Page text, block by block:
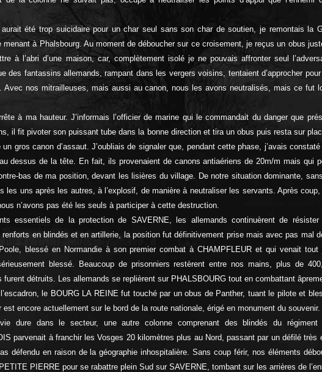
été trop suicidaire pour un char seul sans son char de soutien, je remontais la
menant à Phalsbourg. Au moment de déboucher sur ce croisement, je reçus un obus
à l’abri d’une maison, car, complètement isolé je ne pouvais affronter seul
des fantassins allemands, rampant dans les vergers voisins, tentaient d’approcher
Avec nos mitrailleuses, mais aussi au canon, nous les avons neutralisés, mais ce fut
à ma hauteur. J’informais l’officier de marine qui le commandait du danger que
il fit pivoter son puissant tube dans la bonne direction et tira un obus puis resta sur
gros canon d’assaut. J’oubliais de signaler que, pendant cette phase, j’avais
dessus de la tête. En fait, ils provenaient de canons antiaériens de 20m/m maisqui
bas de ma position, devant les lisières du village. De notre situation dominante,
les uns après les autres, à l’explosif, de manière à neutraliser les servants. Après
n’avons pas été les seuls à participer à cette destruction.
essentiels de la protection de SAVERNE, les allemands continuèrent de résister
en blindés et en artillerie, la position fut définitivement prise mais avec pas mal
blessé en Normandie à son premier combat à CHAMPFLEUR et qui venait tout
blessé. Beaucoup de prisonniers restèrent entre nos mains, plus de
détruits. Les allemands se replièrent sur PHALSBOURG tout en combattant
le BOURG LA REINE fut touché par un obus de Panther, tuant le pilote et
est encore actuellement sur le bord de la route nationale, érigé en monument du souvenir.
dure dans le secteur, une autre colonne comprenant des blindés du
parvenait à franchir les Vosges 20 kilomètres plus au Nord, passant par un défilé très
défendu en raison de la géographie inhospitalière. Sans coup férir, nos éléments
PIERRE pour se rabattre plein Sud sur SAVERNE, tombant sur les arrières de